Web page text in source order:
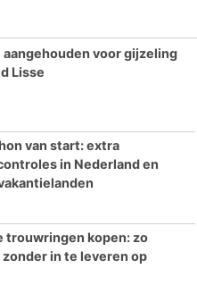
voor gijzeling
Lisse
van start: extra
in Nederland en
trouwringen kopen: zo
zonder in te leveren op